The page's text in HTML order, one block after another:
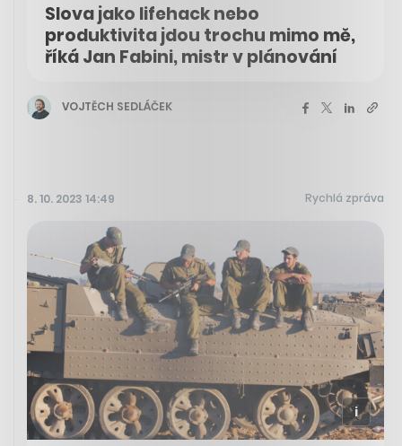
Slova jako lifehack nebo
produktivita jdou trochu mimo mě,
říká Jan Fabini, mistr v plánování
VOJTĚCH SEDLÁČEK
8. 10. 2023 14:49 Rychlá zpráva